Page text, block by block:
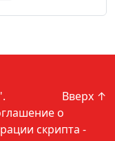
Вверх ↑
о
скрипта -